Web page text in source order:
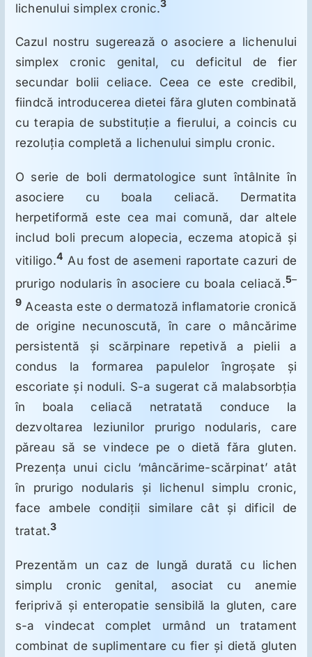
lichenului simplex cronic.3
Cazul nostru sugerează o asociere a lichenului
simplex cronic genital, cu deficitul de fier
secundar bolii celiace. Ceea ce este credibil,
fiindcă introducerea dietei făra gluten combinată
cu terapia de substituţie a fierului, a coincis cu
rezoluţia completă a lichenului simplu cronic.
O serie de boli dermatologice sunt întâlnite în
asociere cu boala celiacă. Dermatita
herpetiformă este cea mai comună, dar altele
includ boli precum alopecia, eczema atopică şi
vitiligo.4 Au fost de asemeni raportate cazuri de
prurigo nodularis în asociere cu boala celiacă.5–
9Aceasta este o dermatoză inflamatorie cronică
de origine necunoscută, în care o mâncărime
persistentă şi scărpinare repetivă a pielii a
condus la formarea papulelor îngroşate şi
escoriate şi noduli. S-a sugerat că malabsorbţia
în boala celiacă netratată conduce la
dezvoltarea leziunilor prurigo nodularis, care
păreau să se vindece pe o dietă făra gluten.
Prezenţa unui ciclu ‘mâncărime-scărpinat’ atât
în prurigo nodularis şi lichenul simplu cronic,
face ambele condiţii similare cât şi dificil de
tratat.3
Prezentăm un caz de lungă durată cu lichen
simplu cronic genital, asociat cu anemie
feriprivă şi enteropatie sensibilă la gluten, care
s-a vindecat complet urmând un tratament
combinat de suplimentare cu fier şi dietă gluten